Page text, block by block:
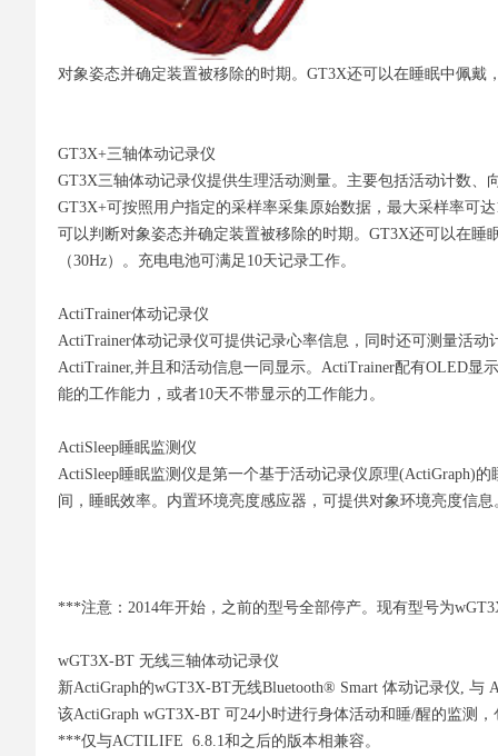
对象姿态并确定装置被移除的时期。GT3X还可以在睡眠中佩
GT3X+三轴体动记录仪
GT3X三轴体动记录仪提供生理活动测量。主要包括活动计数
GT3X+可按照用户指定的采样率采集原始数据，最大采样率可
可以判断对象姿态并确定装置被移除的时期。GT3X还可以在睡
（30Hz）。充电电池可满足10天记录工作。
ActiTrainer体动记录仪
ActiTrainer体动记录仪可提供记录心率信息，同时还可测量活
ActiTrainer,并且和活动信息一同显示。ActiTrainer配有OLED
能的工作能力，或者10天不带显示的工作能力。
ActiSleep睡眠监测仪
ActiSleep睡眠监测仪是第一个基于活动记录仪原理(ActiGraph)
间，睡眠效率。内置环境亮度感应器，可提供对象环境亮度信
***注意：2014年开始，之前的型号全部停产。现有型号为
wGT3X-BT 无线三轴体动记录仪
新ActiGraph的wGT3X-BT无线Bluetooth® Smart 体动记录仪,
该ActiGraph wGT3X-BT 可24小时进行身体活动和睡/醒的监测
***仅与ACTILIFE 6.8.1和之后的版本相兼容。